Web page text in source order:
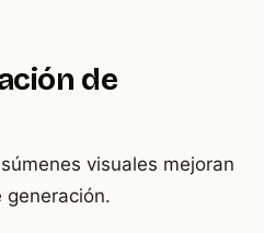
de
visuales mejoran